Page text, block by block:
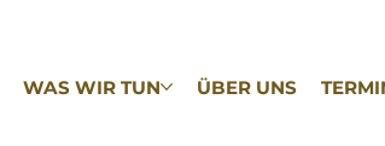
WAS WIR TUN ÜBER UNS